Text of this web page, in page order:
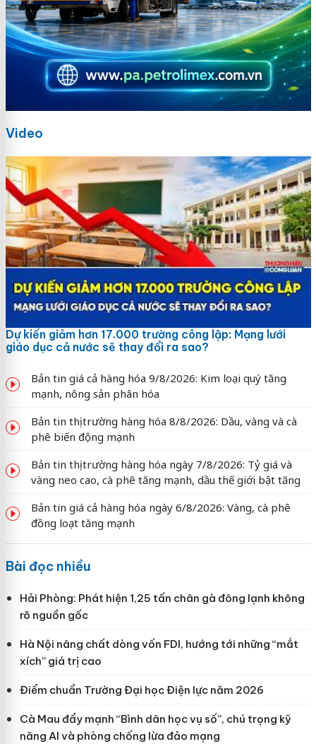
Video
Dự kiến giảm hơn 17.000 trường công lập: Mạng lưới
giáo dục cả nước sẽ thay đổi ra sao?
Bản tin giá cả hàng hóa 9/8/2026: Kim loại quý tăng
mạnh, nông sản phân hóa
Bản tin thị trường hàng hóa 8/8/2026: Dầu, vàng và cà
phê biến động mạnh
Bản tin thị trường hàng hóa ngày 7/8/2026: Tỷ giá và
vàng neo cao, cà phê tăng mạnh, dầu thế giới bật tăng
Bản tin giá cả hàng hóa ngày 6/8/2026: Vàng, cà phê
đồng loạt tăng mạnh
Bài đọc nhiều
Hải Phòng: Phát hiện 1,25 tấn chân gà đông lạnh không
rõ nguồn gốc
Hà Nội nâng chất dòng vốn FDI, hướng tới những “mắt
xích” giá trị cao
Điểm chuẩn Trường Đại học Điện lực năm 2026
Cà Mau đẩy mạnh “Bình dân học vụ số”, chú trọng kỹ
năng AI và phòng chống lừa đảo mạng